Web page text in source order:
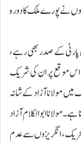
نے پورے ملک کا دورہ
پارٹی کے صدر بھی رہے،
موقع پر ان کی شریک
میں مولانا آزاد کے شانہ
ابوالکلام آزاد
، انگریزوں سے عدم